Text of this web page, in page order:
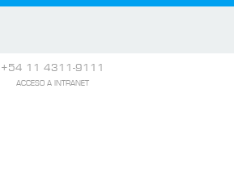
+54 11 4311-9111
ACCESO A INTRANET